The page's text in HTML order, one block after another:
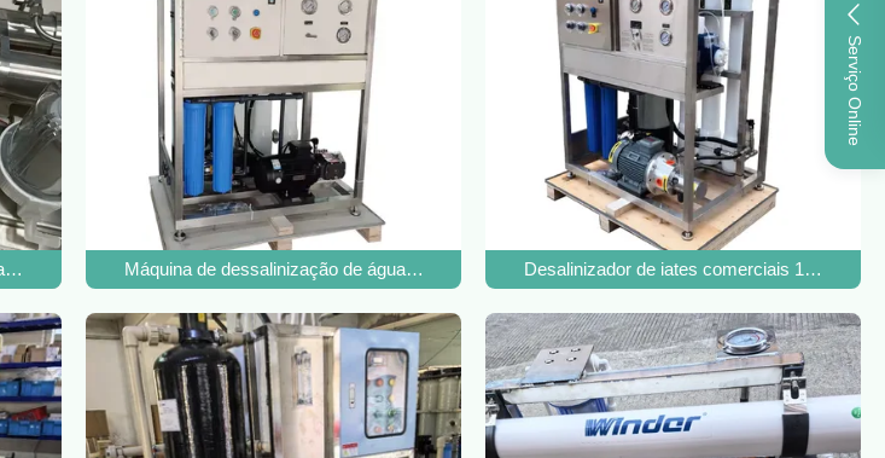
Serviço Online
mar de água de corrente contínua 500 litros por dia
Máquina de dessalinização de água salgada 5.5KW Sistema de dessalinização de tratamento
Desalinizador de iates comerciais 1500W